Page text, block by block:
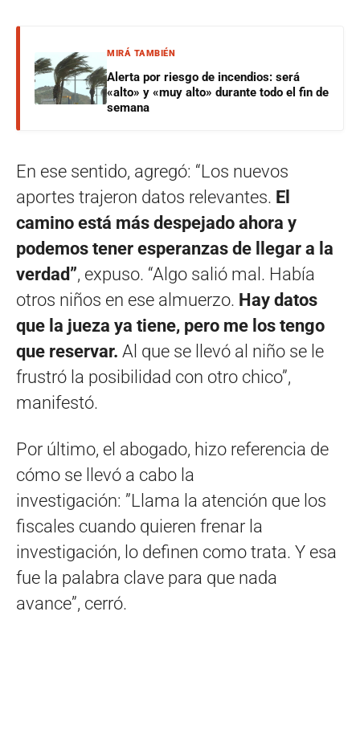
MIRÁ TAMBIÉN
Alerta por riesgo de incendios: será
«alto» y «muy alto» durante todo el fin de
semana
En ese sentido, agregó: “Los nuevos
aportes trajeron datos relevantes. El
camino está más despejado ahora y
podemos tener esperanzas de llegar a la
verdad”, expuso. “Algo salió mal. Había
otros niños en ese almuerzo. Hay datos
que la jueza ya tiene, pero me los tengo
que reservar. Al que se llevó al niño se le
frustró la posibilidad con otro chico”,
manifestó.
Por último, el abogado, hizo referencia de
cómo se llevó a cabo la
investigación: ”Llama la atención que los
fiscales cuando quieren frenar la
investigación, lo definen como trata. Y esa
fue la palabra clave para que nada
avance”, cerró.